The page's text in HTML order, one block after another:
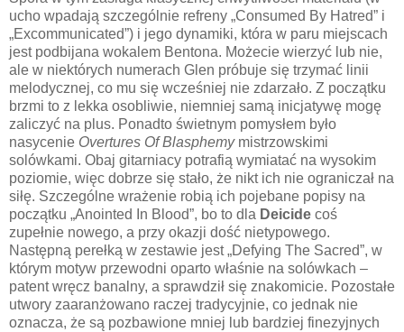
ucho wpadają szczególnie refreny „Consumed By Hatred” i
„Excommunicated”) i jego dynamiki, która w paru miejscach
jest podbijana wokalem Bentona. Możecie wierzyć lub nie,
ale w niektórych numerach Glen próbuje się trzymać linii
melodycznej, co mu się wcześniej nie zdarzało. Z początku
brzmi to z lekka osobliwie, niemniej samą inicjatywę mogę
zaliczyć na plus. Ponadto świetnym pomysłem było
nasycenie Overtures Of Blasphemymistrzowskimi
solówkami. Obaj gitarniacy potrafią wymiatać na wysokim
poziomie, więc dobrze się stało, że nikt ich nie ograniczał na
siłę. Szczególne wrażenie robią ich pojebane popisy na
początku „Anointed In Blood”, bo to dla Deicide coś
zupełnie nowego, a przy okazji dość nietypowego.
Następną perełką w zestawie jest „Defying The Sacred”, w
którym motyw przewodni oparto właśnie na solówkach –
patent wręcz banalny, a sprawdził się znakomicie. Pozostałe
utwory zaaranżowano raczej tradycyjnie, co jednak nie
oznacza, że są pozbawione mniej lub bardziej finezyjnych